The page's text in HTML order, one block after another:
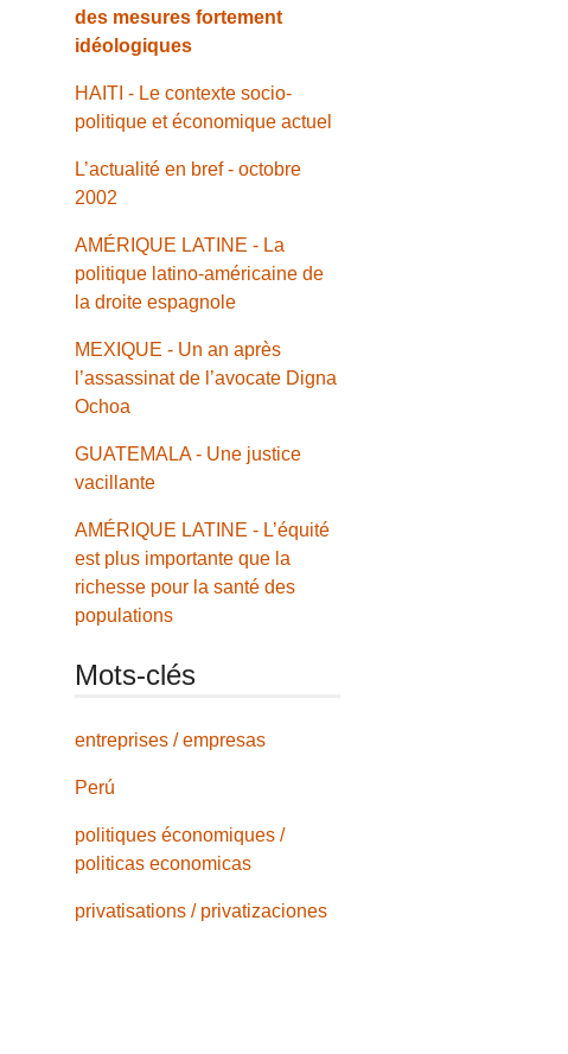
des mesures fortement
idéologiques
HAITI - Le contexte socio-
politique et économique actuel
L’actualité en bref - octobre
2002
AMÉRIQUE LATINE - La
politique latino-américaine de
la droite espagnole
MEXIQUE - Un an après
l’assassinat de l’avocate Digna
Ochoa
GUATEMALA - Une justice
vacillante
AMÉRIQUE LATINE - L’équité
est plus importante que la
richesse pour la santé des
populations
Mots-clés
entreprises / empresas
Perú
politiques économiques /
politicas economicas
privatisations / privatizaciones